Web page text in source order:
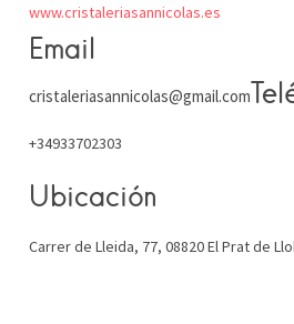
www.cristaleriasannicolas.es
Email
cristaleriasannicolas@gmail.com
+34933702303
Ubicación
Carrer de Lleida, 77, 08820 El Prat de